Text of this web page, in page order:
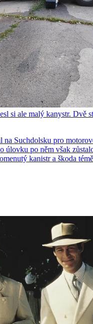
si ale malý kanystr. Dvě
na Suchdolsku pro
úlovku po něm však
kanistr a škoda